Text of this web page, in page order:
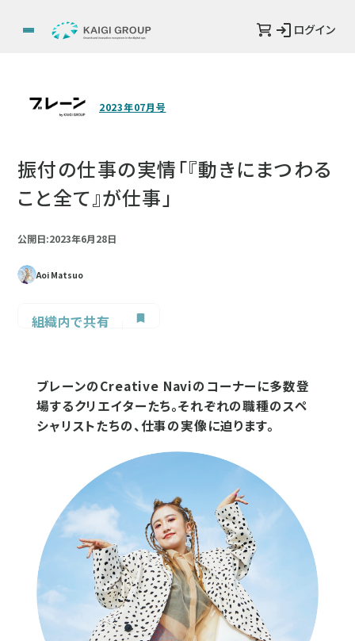
ログイン
2023年07月号
振付の仕事の実情「『動きにまつわる
こと全て』が仕事」
公開日:2023年6月28日
Aoi Matsuo
組織内で共有
ブレーンのCreative Naviのコーナーに多数登
場するクリエイターたち。それぞれの職種のスペ
シャリストたちの、仕事の実像に迫ります。